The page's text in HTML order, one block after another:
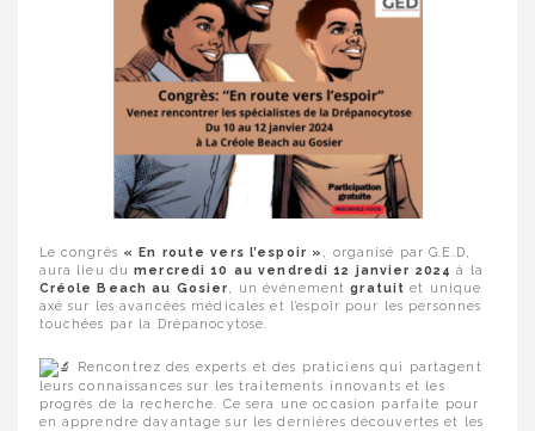
Le congrès « En route vers l’espoir »
, organisé par G.E.D,
aura lieu dumercredi 10 au vendredi 12 janvier 2024 à la
Créole Beach au Gosier
, un événementgratuitet unique
axé sur les avancées médicales et l’espoir pour les personnes
touchées par la Drépanocytose.
Rencontrez des experts et des praticiens qui partagent
leurs connaissances sur les traitements innovants et les
progrès de la recherche. Ce sera une occasion parfaite pour
en apprendre davantage sur les dernières découvertes et les